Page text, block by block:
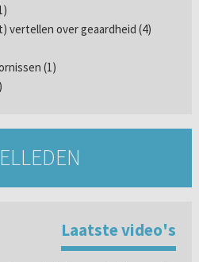
vertellen over geaardheid (4)
(1)
Laatste video's